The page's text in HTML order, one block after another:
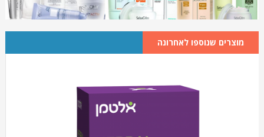
מוצרים שנוספו לאחרונה